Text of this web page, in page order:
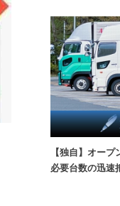
【独自】オー
必要台数の迅速